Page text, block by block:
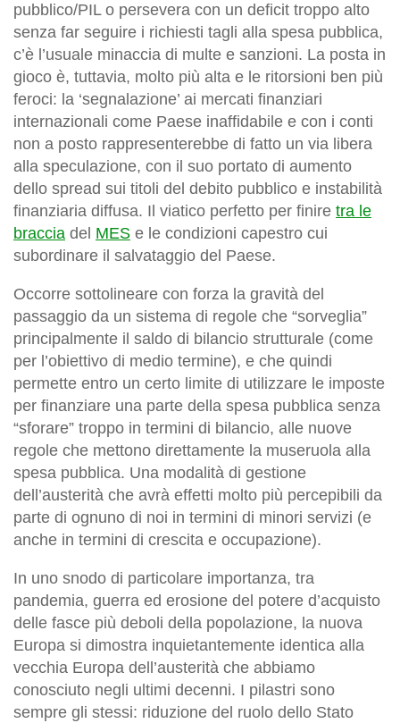
pubblico/PIL o persevera con un deficit troppo alto
senza far seguire i richiesti tagli alla spesa pubblica,
c’è l’usuale minaccia di multe e sanzioni. La posta in
gioco è, tuttavia, molto più alta e le ritorsioni ben più
feroci: la ‘segnalazione’ ai mercati finanziari
internazionali come Paese inaffidabile e con i conti
non a posto rappresenterebbe di fatto un via libera
alla speculazione, con il suo portato di aumento
dello spread sui titoli del debito pubblico e instabilità
finanziaria diffusa. Il viatico perfetto per finire tra le
braccia del MES e le condizioni capestro cui
subordinare il salvataggio del Paese.
Occorre sottolineare con forza la gravità del
passaggio da un sistema di regole che “sorveglia”
principalmente il saldo di bilancio strutturale (come
per l’obiettivo di medio termine), e che quindi
permette entro un certo limite di utilizzare le imposte
per finanziare una parte della spesa pubblica senza
“sforare” troppo in termini di bilancio, alle nuove
regole che mettono direttamente la museruola alla
spesa pubblica. Una modalità di gestione
dell’austerità che avrà effetti molto più percepibili da
parte di ognuno di noi in termini di minori servizi (e
anche in termini di crescita e occupazione).
In uno snodo di particolare importanza, tra
pandemia, guerra ed erosione del potere d’acquisto
delle fasce più deboli della popolazione, la nuova
Europa si dimostra inquietantemente identica alla
vecchia Europa dell’austerità che abbiamo
conosciuto negli ultimi decenni. I pilastri sono
sempre gli stessi: riduzione del ruolo dello Stato